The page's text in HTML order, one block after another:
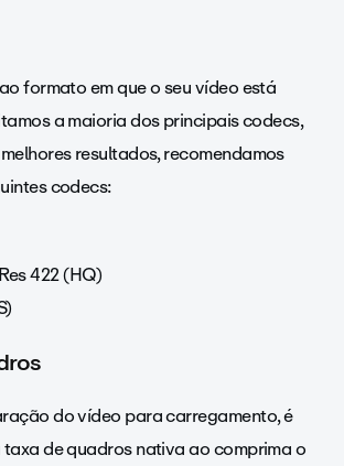
formato em que o seu vídeo está
a maioria dos principais codecs,
resultados, recomendamos
codecs:
422 (HQ)
do vídeo para carregamento, é
de quadros nativa ao comprima o